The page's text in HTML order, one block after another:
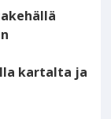
kartalta ja